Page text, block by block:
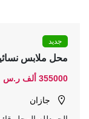
جديد
محل ملابس
355000 ألف ر.س
جازان